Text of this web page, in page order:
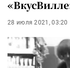
28 июля 2021, 03:20